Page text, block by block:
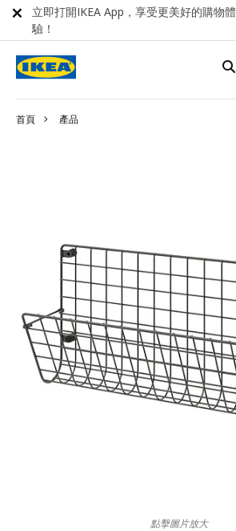
首頁 產品
點擊圖片放大
立即打開IKEA App，享受更美好的購物體
驗！